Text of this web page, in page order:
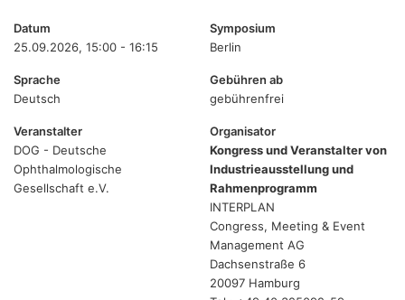
Datum
25.09.2026, 15:00 - 16:15
Symposium
Berlin
Sprache
Deutsch
Gebühren ab
gebührenfrei
Veranstalter
DOG - Deutsche
Ophthalmologische
Gesellschaft e.V.
Organisator
Kongress und Veranstalter von
Industrieausstellung und
Rahmenprogramm
INTERPLAN
Congress, Meeting & Event
Management AG
Dachsenstraße 6
20097 Hamburg